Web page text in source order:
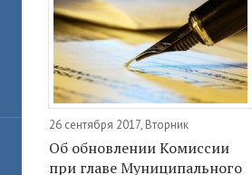
26 сентября 2017, Вторник
Об обновлении Комиссии
при главе Муниципального